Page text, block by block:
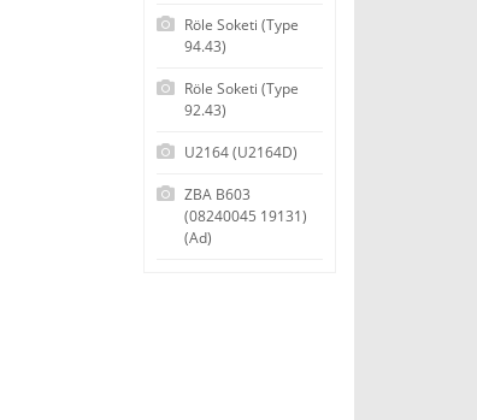
Röle Soketi (Type
94.43)
Röle Soketi (Type
92.43)
U2164 (U2164D)
ZBA B603
(08240045 19131)
(Ad)